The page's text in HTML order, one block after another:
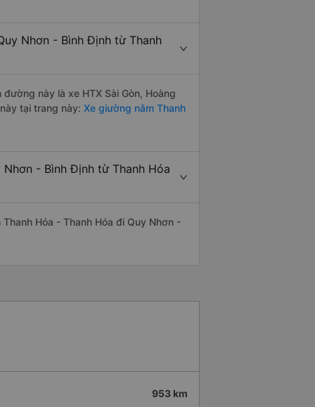
Nhơn - Bình Định từ Thanh
này là xe HTX Sài Gòn, Hoàng
tại trang này: Xe giường nằm Thanh
- Bình Định từ Thanh Hóa
Hóa - Thanh Hóa đi Quy Nhơn -
953 km